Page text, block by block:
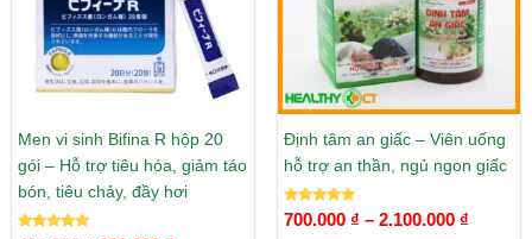
Men vi sinh Bifina R hộp 20
gói – Hỗ trợ tiêu hóa, giảm táo
bón, tiêu chảy, đầy hơi
Định tâm an giấc – Viên uống
hỗ trợ an thần, ngủ ngon giấc
Được xếp
hạng
700.000 ₫ – 2.100.000 ₫